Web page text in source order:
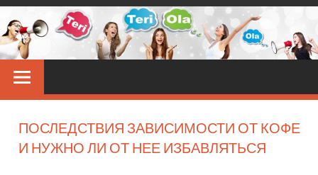
Перейти
к
контенту
Звёздные
новости
ПОСЛЕДСТВИЯ ЗАВИСИМОСТИ ОТ КОФЕ
И НУЖНО ЛИ ОТ НЕЕ ИЗБАВЛЯТЬСЯ